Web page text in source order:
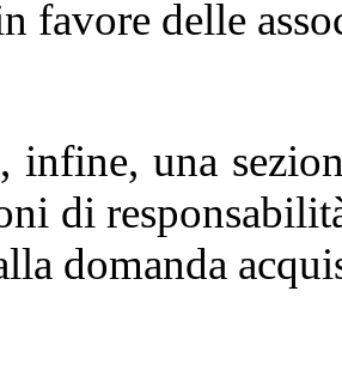
favore delle
infine, una
di
domanda